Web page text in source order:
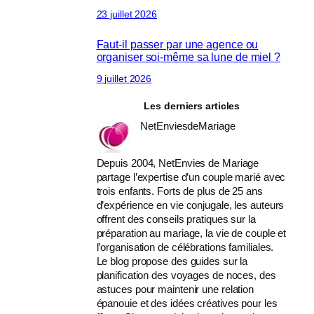
23 juillet 2026
Faut-il passer par une agence ou
organiser soi-même sa lune de miel ?
9 juillet 2026
Les derniers articles
NetEnviesdeMariage
Depuis 2004, NetEnvies de Mariage
partage l’expertise d’un couple marié avec
trois enfants. Forts de plus de 25 ans
d’expérience en vie conjugale, les auteurs
offrent des conseils pratiques sur la
préparation au mariage, la vie de couple et
l’organisation de célébrations familiales.
Le blog propose des guides sur la
planification des voyages de noces, des
astuces pour maintenir une relation
épanouie et des idées créatives pour les